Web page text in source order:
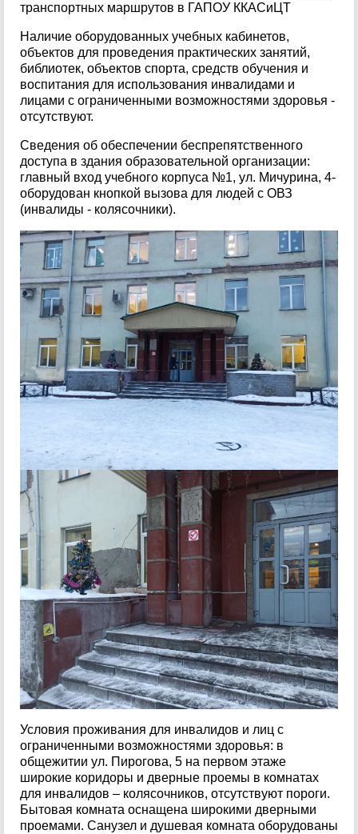
транспортных маршрутов в ГАПОУ ККАСиЦТ
Наличие оборудованных учебных кабинетов,
объектов для проведения практических занятий,
библиотек, объектов спорта, средств обучения и
воспитания для использования инвалидами и
лицами с ограниченными возможностями здоровья -
отсутствуют.
Сведения об обеспечении беспрепятственного
доступа в здания образовательной организации:
главный вход учебного корпуса №1, ул. Мичурина, 4-
оборудован кнопкой вызова для людей с ОВЗ
(инвалиды - колясочники).
Условия проживания для инвалидов и лиц с
ограниченными возможностями здоровья: в
общежитии ул. Пирогова, 5 на первом этаже
широкие коридоры и дверные проемы в комнатах
для инвалидов – колясочников, отсутствуют пороги.
Бытовая комната оснащена широкими дверными
проемами. Санузел и душевая комната оборудованы